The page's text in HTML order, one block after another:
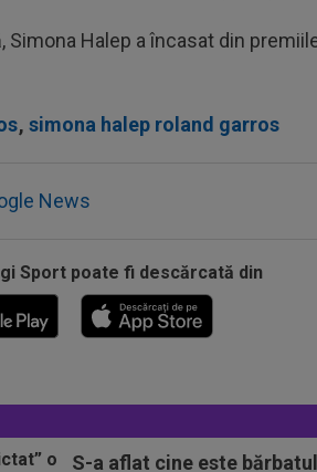
Halep a încasat din
, simona halep roland garros
News
Sport poate fi descărcată din
S-a aflat cine este